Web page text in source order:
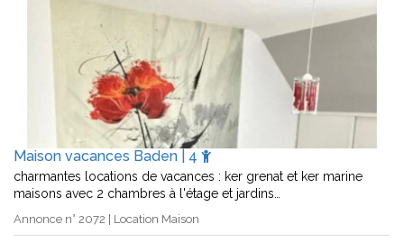
Maison vacances Baden | 4
charmantes locations de vacances : ker grenat et ker marine
maisons avec 2 chambres à l'étage et jardins…
Annonce n° 2072 | Location Maison